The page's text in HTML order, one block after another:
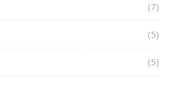
(7)
(5)
(5)